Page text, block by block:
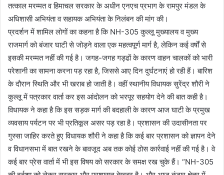
तत्काल मरम्मत व हिमाचल सरकार के अधीन एनएच प्रभाग के रामपुर मंडल के
अधिशासी अभियंता व सहायक अभियंता के निलंबन की मांग की।
प्रदर्शन में शामिल लोगों का कहना है कि NH-305 कुल्लू मुख्यालय व मुख्य
राजमार्ग को बंजार घाटी से जोड़ने वाला एक महत्वपूर्ण मार्ग है, लेकिन कई वर्षों से
इसकी मरम्मत नहीं की गई है। जगह-जगह गड्ढों के कारण वाहन चालकों को भारी
परेशानी का सामना करना पड़ रहा है, जिससे आए दिन दुर्घटनाएं हो रही हैं। बारिश
के दौरान स्थिति और भी खराब हो जाती है। वहीं स्थानीय विधायक सुरेंद्र शौरी ने
कुल्लू में पत्रकार वार्ता कर इस आंदोलन को भरपूर सहयोग देने की बात कही है।
विधायक ने कहा है कि इस सड़क मार्ग की बदहाली के कारण आज घाटी के प्रमुख
व्यवसाय पर्यटन पर भी प्रतिकूल असर पड़ रहा है। प्रशासन की उदासीनता पर
गुस्सा जाहिर करते हुए विधायक शौरी ने कहा है कि कई बार प्रशासन को ज्ञापन देने
व विधानसभा में बात रखने के बावजूद अब तक कोई ठोस कार्रवाई नहीं की गई है। वे
कई बार प्रेस वार्ता में भी इस विषय को सरकार के समक्ष रख चुके हैं। “NH-305